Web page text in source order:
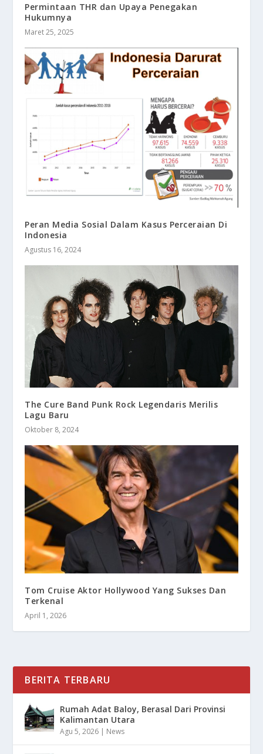
Permintaan THR dan Upaya Penegakan
Hukumnya
Maret 25, 2025
Peran Media Sosial Dalam Kasus Perceraian Di
Indonesia
Agustus 16, 2024
The Cure Band Punk Rock Legendaris Merilis
Lagu Baru
Oktober 8, 2024
Tom Cruise Aktor Hollywood Yang Sukses Dan
Terkenal
April 1, 2026
BERITA TERBARU
Rumah Adat Baloy, Berasal Dari Provinsi
Kalimantan Utara
Agu 5, 2026 | News